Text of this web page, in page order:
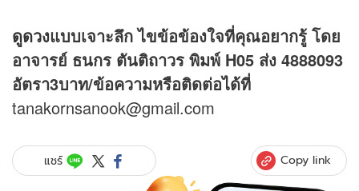
ดูดวงแบบเจาะลึก ไขข้อข้องใจที่คุณอยากรู้ โดย
อาจารย์ ธนกร ตันติถาวร พิมพ์ H05 ส่ง 4888093
อัตรา3บาท/ข้อความหรือติดต่อได้ที่
tanakornsanook@gmail.com
แชร์ Copy link